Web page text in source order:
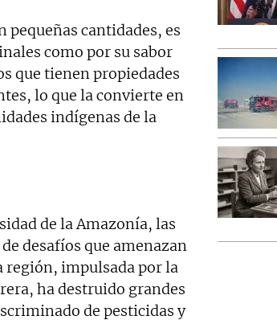
pequeñas cantidades, es
como por su sabor
que tienen propiedades
lo que la convierte en
indígenas de la
de la Amazonía, las
desafíos que amenazan
región, impulsada por la
ha destruido grandes
de pesticidas y